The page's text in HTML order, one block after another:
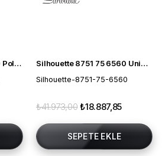
Silhouette 4093 75 9060 Polarize Unisex Güneş Gözlüğü Silhouette 8751 75 6560 Unisex Güneş Gözlüğü
Silhouette-8751-75-6560
₺18.887,85
₺41.973,00
SEPETE EKLE